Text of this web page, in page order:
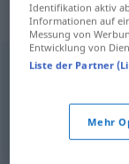
passiv
Identifikation aktiv
Informationen auf
Messung von
Entwicklung von
Liste der Partner
Mehr